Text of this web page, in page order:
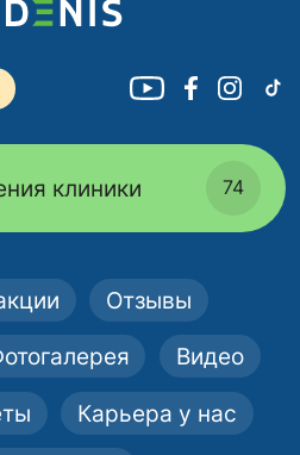
клиники 74
Отзывы
Видео
Карьера у нас